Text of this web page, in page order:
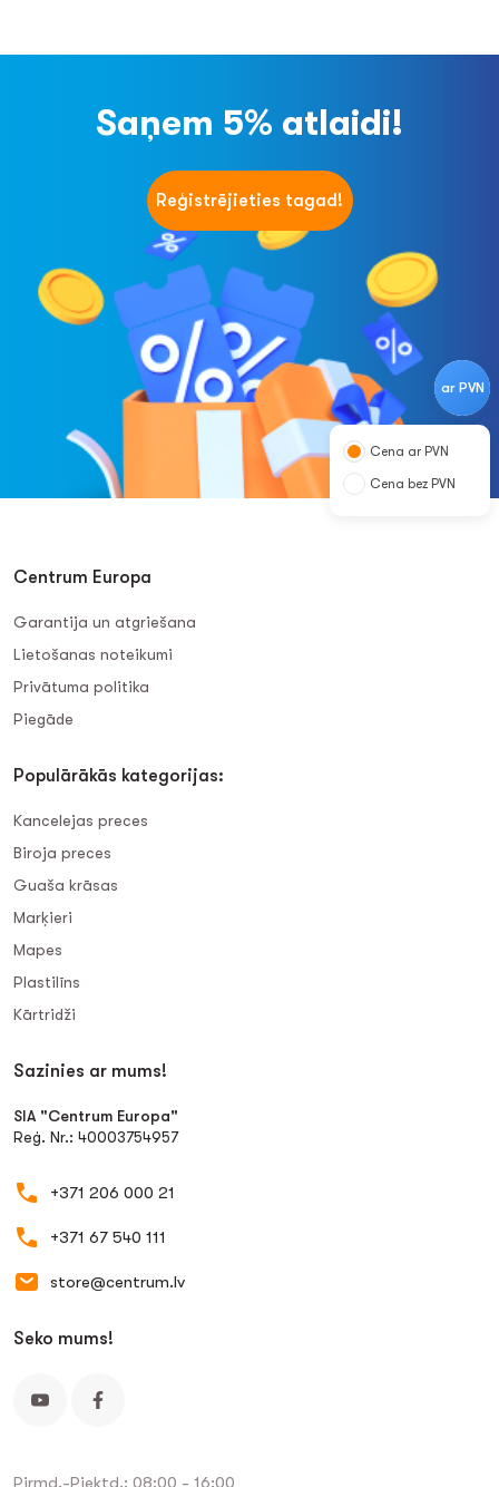
ar PVN
Cena ar PVN
Cena bez PVN
Saņem 5% atlaidi!
Reģistrējieties tagad!
Centrum Europa
Garantija un atgriešana
Lietošanas noteikumi
Privātuma politika
Piegāde
Populārākās kategorijas:
Kancelejas preces
Biroja preces
Guaša krāsas
Marķieri
Mapes
Plastilīns
Kārtridži
Sazinies ar mums!
SIA "Centrum Europa"
Reģ. Nr.: 40003754957
+371 206 000 21
+371 67 540 111
store@centrum.lv
Seko mums!
Pirmd.-Piektd.: 08:00 - 16:00